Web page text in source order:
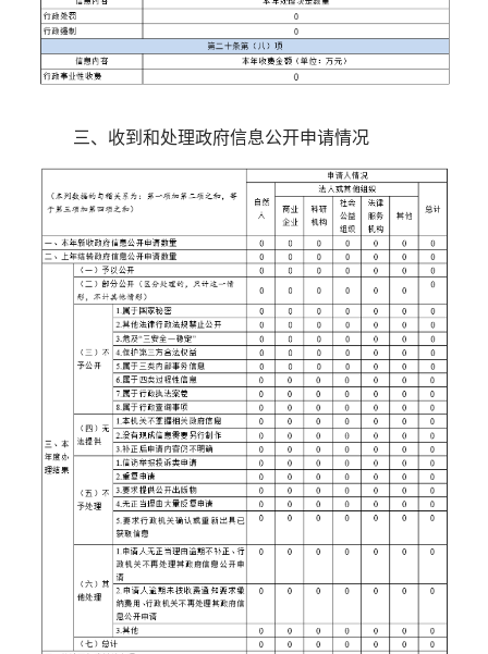
三、收到和处理政府信息公开申请情况